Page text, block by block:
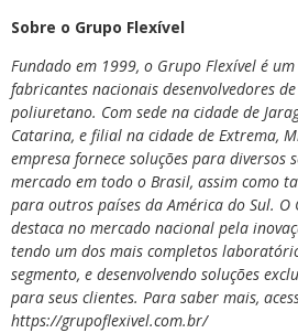
Sobre o Grupo Flexível
Fundado em 1999, o Grupo Flexível é
fabricantes nacionais desenvolvedores
poliuretano. Com sede na cidade de
Catarina, e filial na cidade de Extrema,
empresa fornece soluções para diversos
mercado em todo o Brasil, assim como
para outros países da América do Sul. O
destaca no mercado nacional pela
tendo um dos mais completos
segmento, e desenvolvendo soluções
para seus clientes. Para saber mais,
https://grupoflexivel.com.br/